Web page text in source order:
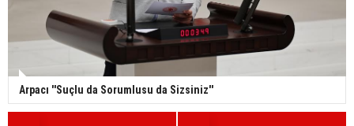
Arpacı ''Suçlu da Sorumlusu da Sizsiniz''